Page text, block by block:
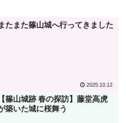
たまた篠山城へ行ってきました
2025.10.12
【篠山城跡 春の探訪】藤堂高虎
築いた城に桜舞う